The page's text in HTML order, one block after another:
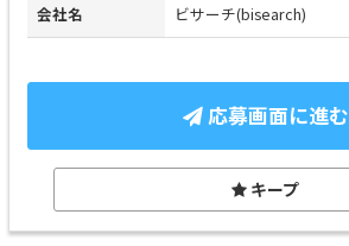
会社名 ビサーチ(bisearch)
応募画面に進む
キープ